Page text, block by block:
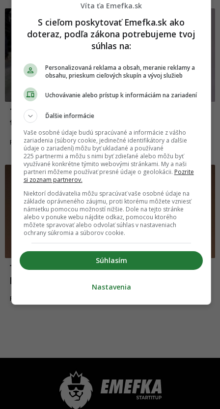
Tie najšialenejšie veci, ktoré vyrobili 3D
tlačiarňou
FAKTY A ZAUJÍMAVOSTI 27.10.2017
10 čínskych vychytávok na krásu bez
potreby plastickej operácie
FAKTY A ZAUJÍMAVOSTI
Fakty a zaujímavosti
Víta ťa Emefka.sk
S cieľom poskytovať Emefka.sk ako
doteraz, podľa zákona potrebujeme tvoj
súhlas na:
Personalizovaná reklama a obsah, meranie reklamy a
obsahu, prieskum cieľových skupín a vývoj služieb
Uchovávanie alebo prístup k informáciám na zariadení
Ďalšie informácie
Vaše osobné údaje budú spracúvané a informácie z vášho
zariadenia (súbory cookie, jedinečné identifikátory a ďalšie
údaje o zariadení) môžu byť ukladané a používané
225 partnermi a môžu s nimi byť zdieľané alebo môžu byť
využívané konkrétne týmito webovými stránkami. My a naši
partneri môžeme používať presné údaje o geolokácii. Pozrite
si zoznam partnerov.
Niektorí dodávatelia môžu spracúvať vaše osobné údaje na
základe oprávneného záujmu, proti ktorému môžete vzniesť
námietku pomocou možností nižšie. Dole na tejto stránke
alebo v ponuke webu nájdite odkaz, pomocou ktorého
môžete spravovať alebo odvolať súhlas v nastaveniach
ochrany súkromia a súborov cookie.
Súhlasím
Nastavenia